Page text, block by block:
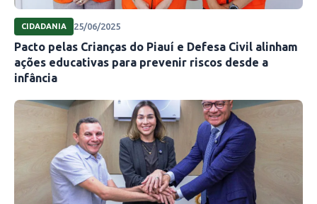
CIDADANIA 25/06/2025
Pacto pelas Crianças do Piauí e Defesa Civil alinham
ações educativas para prevenir riscos desde a
infância